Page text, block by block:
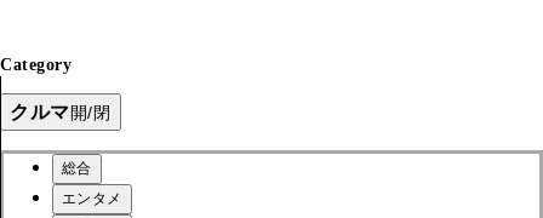
Category
クルマ開/閉
総合
エンタメ